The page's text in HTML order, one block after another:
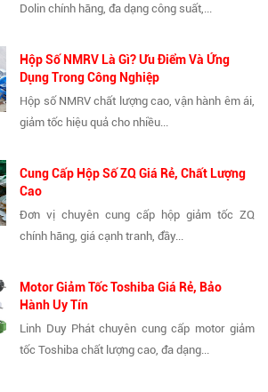
Dolin chính hãng, đa dạng công suất,...
Hộp Số NMRV Là Gì? Ưu Điểm Và Ứng
Dụng Trong Công Nghiệp
Hộp số NMRV chất lượng cao, vận hành êm ái,
giảm tốc hiệu quả cho nhiều...
Cung Cấp Hộp Số ZQ Giá Rẻ, Chất Lượng
Cao
Đơn vị chuyên cung cấp hộp giảm tốc ZQ
chính hãng, giá cạnh tranh, đầy...
Motor Giảm Tốc Toshiba Giá Rẻ, Bảo
Hành Uy Tín
Linh Duy Phát chuyên cung cấp motor giảm
tốc Toshiba chất lượng cao, đa dạng...